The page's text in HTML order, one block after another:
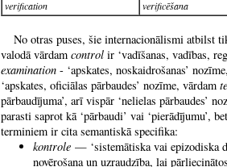
verification
verificēšana
No otras puses, šie internacionālismi atbilst
valodā vārdam control ir ‘vadīšanas, vadības,
examination - ‘apskates, noskaidrošanas’
‘apskates, oficiālas pārbaudes’ nozīme, vārdam
pārbaudījuma’, arī vispār ‘nelielas pārbaudes’
parasti saprot kā ‘pārbaudi’ vai ‘pierādījumu’,
terminiem ir cita semantiskā specifika:
kontrole — ‘sistemātiska vai epizodiska
novērošana un uzraudzība, lai